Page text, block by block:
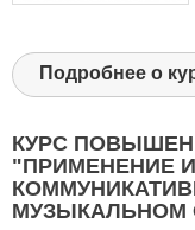
Подробнее о
КУРС
"ПРИМЕНЕНИЕ
МУЗЫКАЛЬНОМ